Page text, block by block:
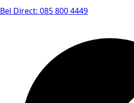
Bel Direct: 085 800 4449